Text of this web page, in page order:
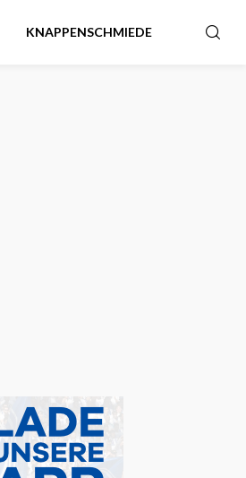
KNAPPENSCHMIEDE